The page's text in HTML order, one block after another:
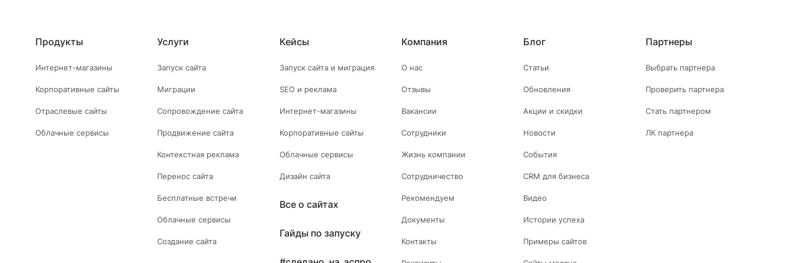
Продукты
Интернет-магазины
Корпоративные сайты
Отраслевые сайты
Облачные сервисы
Услуги
Запуск сайта
Миграции
Сопровождение сайта
Продвижение сайта
Контекстная реклама
Перенос сайта
Бесплатные встречи
Облачные сервисы
Создание сайта
Кейсы
Запуск сайта и миграция
SEO и реклама
Интернет-магазины
Корпоративные сайты
Облачные сервисы
Дизайн сайта
Все о сайтах
Гайды по запуску
Компания
О нас
Отзывы
Вакансии
Сотрудники
Жизнь компании
Сотрудничество
Рекомендуем
Документы
Контакты
Блог
Статьи
Обновления
Акции и скидки
Новости
События
CRM для бизнеса
Видео
Истории успеха
Примеры сайтов
Партнеры
Выбрать партнера
Проверить партнера
Стать партнером
ЛК партнера